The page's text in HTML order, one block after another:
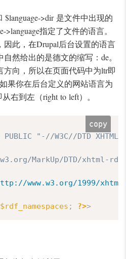
$language->dir 是文件中出现的
>language指定了文件的语言。
此，在Drupal后台设置的语言
然给出的是德文的缩写：de。
方向，所以在页面代码中为ltr即
果你在后台定义的网站语言为
右到左（right to left）。
PUBLIC "-//W3C//DTD
MarkUp/DTD/xhtml-
www.w3.org/1999/xhtml
$rdf_namespaces ; ?>>
copy